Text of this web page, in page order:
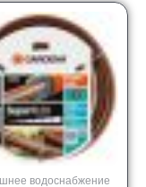
водоснабжение